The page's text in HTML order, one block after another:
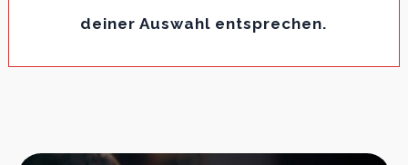
deiner Auswahl entsprechen.